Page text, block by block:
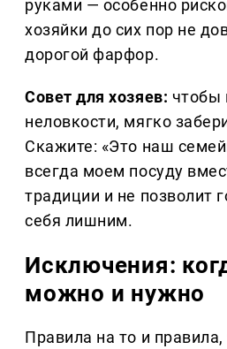
руками — особенно
хозяйки до сих пор не
дорогой фарфор.
Совет для хозяев: чтобы
неловкости, мягко
Скажите: «Это наш
всегда моем посуду
традиции и не позволит
себя лишним.
Исключения:
можно и нужно
Правила на то и